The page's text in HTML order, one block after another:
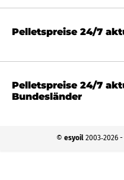
Pelletspreise 24/7
Pelletspreise 24/7
Bundesländer
© esyoil 2003‐2026